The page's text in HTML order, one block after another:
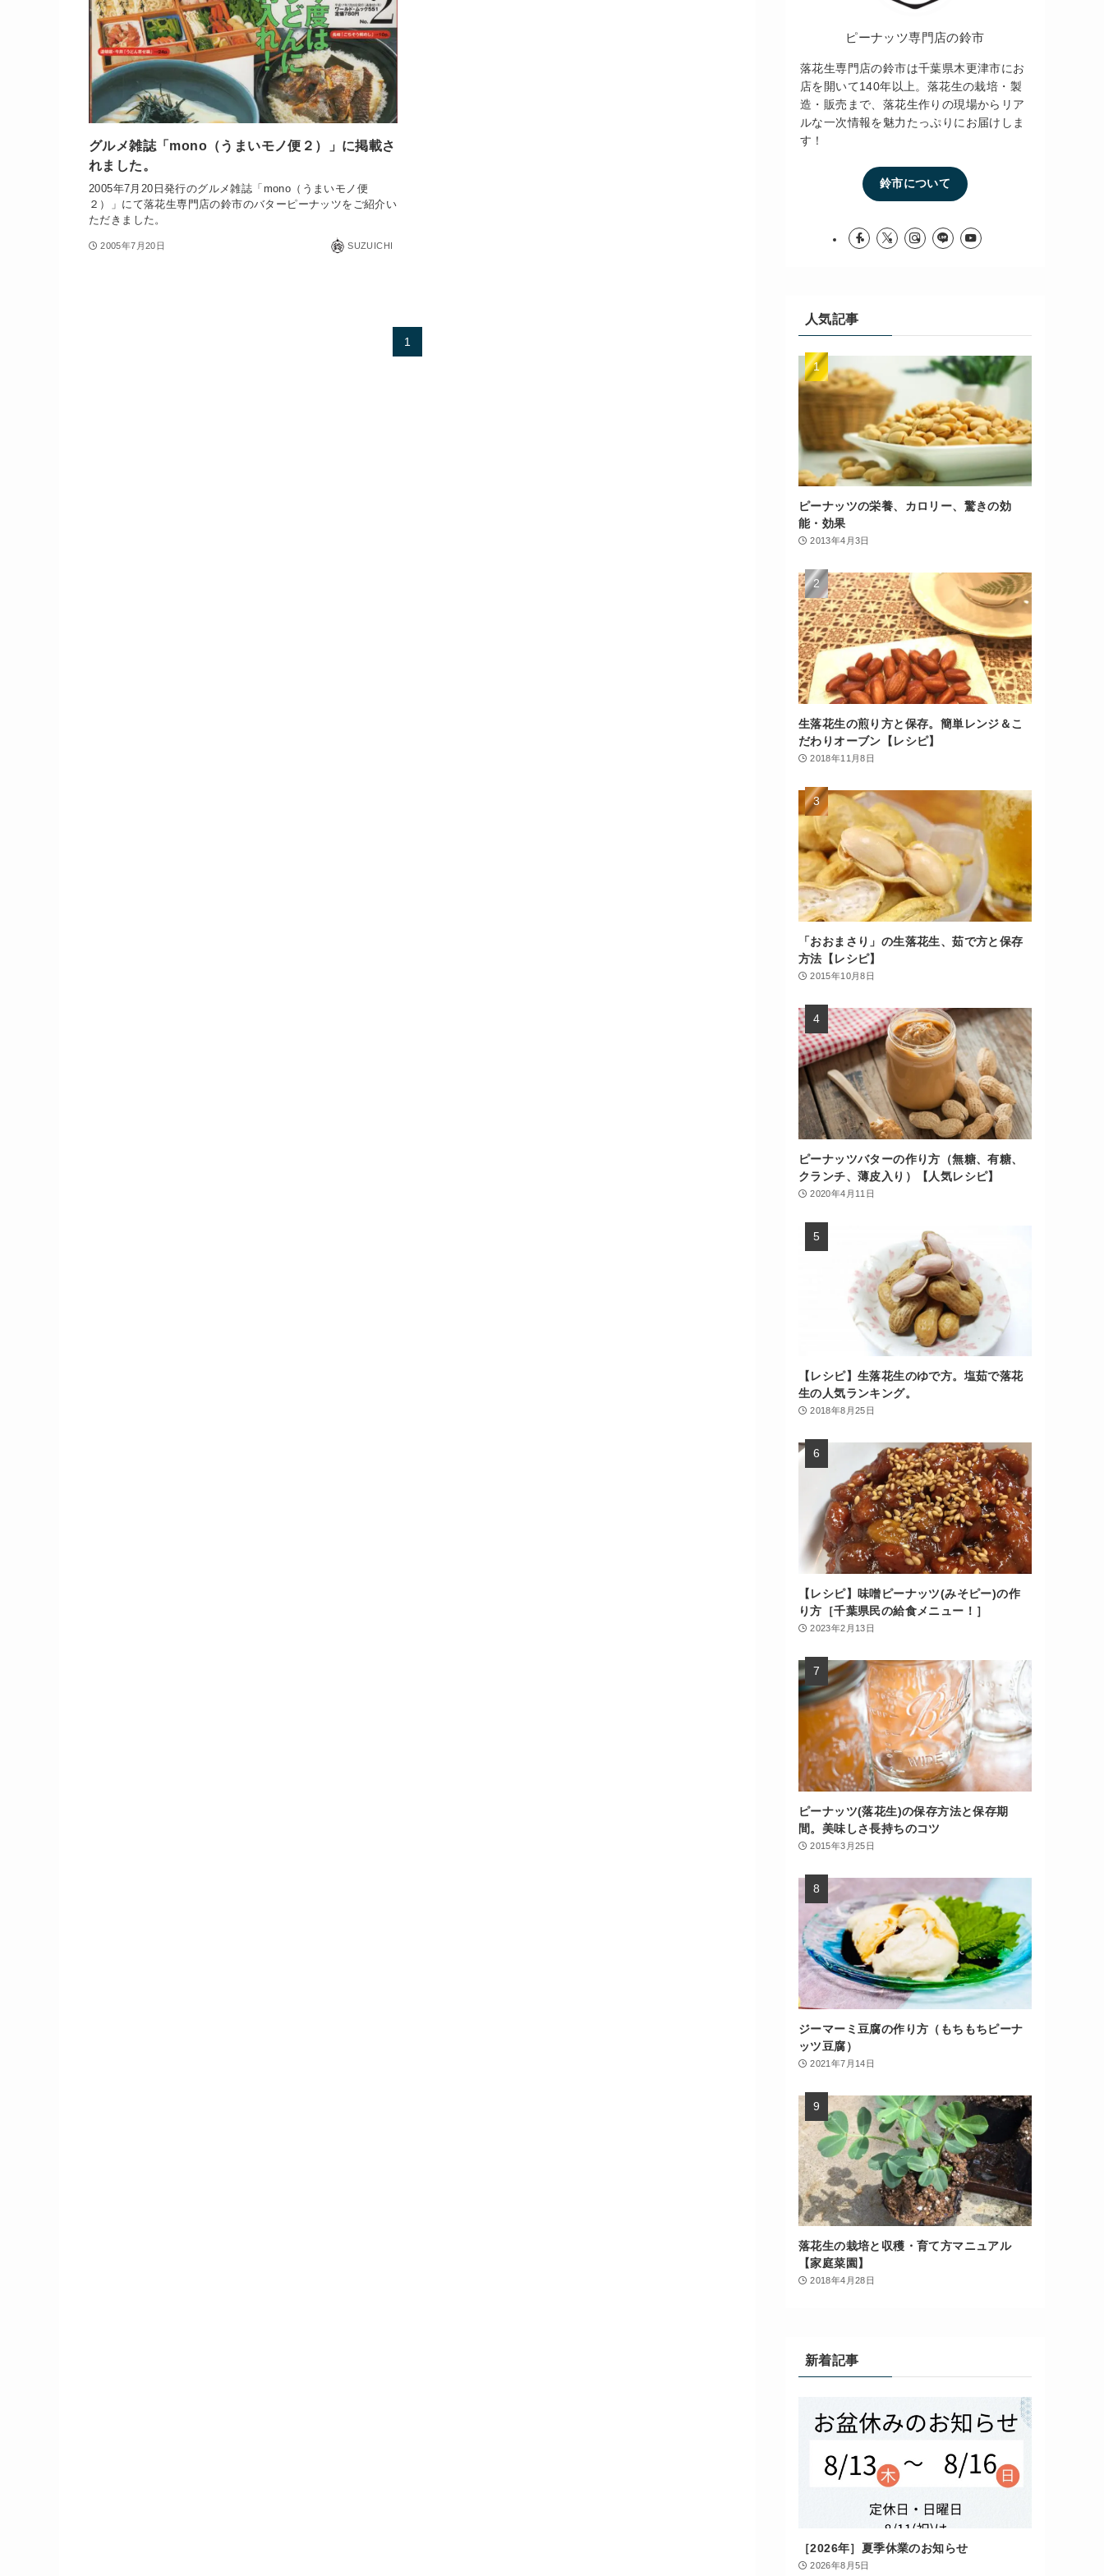
グルメ雑誌「mono（うまいモノ便２）」に掲載さ
れました。
2005年7月20日発行のグルメ雑誌「mono（うまいモノ便
２）」にて落花生専門店の鈴市のバターピーナッツをご紹介い
ただきました。
2005年7月20日 SUZUICHI
1
ピーナッツ専門店の鈴市
落花生専門店の鈴市は千葉県木更津市にお
店を開いて140年以上。落花生の栽培・製
造・販売まで、落花生作りの現場からリア
ルな一次情報を魅力たっぷりにお届けしま
す！
鈴市について
人気記事
ピーナッツの栄養、カロリー、驚きの効
能・効果
2013年4月3日
生落花生の煎り方と保存。簡単レンジ＆こ
だわりオーブン【レシピ】
2018年11月8日
「おおまさり」の生落花生、茹で方と保存
方法【レシピ】
2015年10月8日
ピーナッツバターの作り方（無糖、有糖、
クランチ、薄皮入り）【人気レシピ】
2020年4月11日
【レシピ】生落花生のゆで方。塩茹で落花
生の人気ランキング。
2018年8月25日
【レシピ】味噌ピーナッツ(みそピー)の作
り方［千葉県民の給食メニュー！］
2023年2月13日
ピーナッツ(落花生)の保存方法と保存期
間。美味しさ長持ちのコツ
2015年3月25日
ジーマーミ豆腐の作り方（もちもちピーナ
ッツ豆腐）
2021年7月14日
落花生の栽培と収穫・育て方マニュアル
【家庭菜園】
2018年4月28日
新着記事
［2026年］夏季休業のお知らせ
2026年8月5日